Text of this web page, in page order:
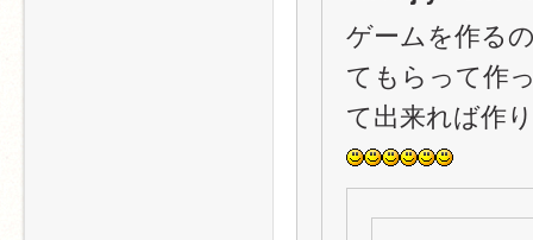
ゲームを作る
てもらって作
て出来れば作